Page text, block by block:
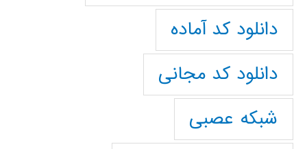
دانلود کد آماده
دانلود کد مجانی
شبکه عصبی